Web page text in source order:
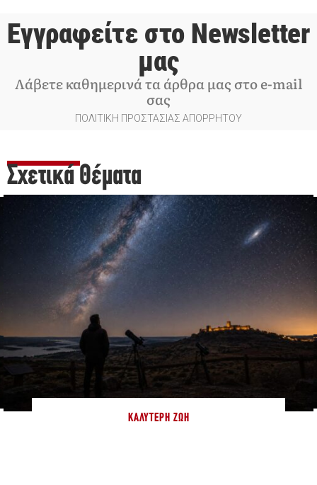
Εγγραφείτε στο Newsletter
μας
Λάβετε καθημερινά τα άρθρα μας στο e-mail
σας
ΠΟΛΙΤΙΚΗ ΠΡΟΣΤΑΣΙΑΣ ΑΠΟΡΡΗΤΟΥ
Σχετικά Θέματα
ΚΑΛΎΤΕΡΗ ΖΩΉ